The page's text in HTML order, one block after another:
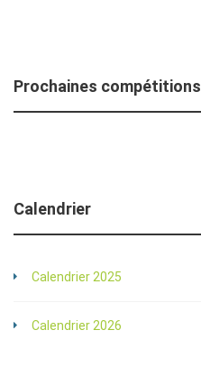
Prochaines compétitions
Calendrier
Calendrier 2025
Calendrier 2026